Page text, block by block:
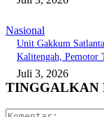
Nasional
Unit Gakkum
Kalitengah, Pemotor
Juli 3, 2026
TINGGALKAN